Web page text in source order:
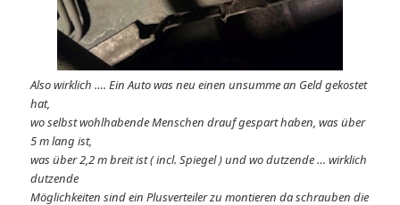
Also wirklich …. Ein Auto was neu einen unsumme an Geld gekostet
hat,
wo selbst wohlhabende Menschen drauf gespart haben, was über
5 m lang ist,
was über 2,2 m breit ist ( incl. Spiegel ) und wo dutzende … wirklich
dutzende
Möglichkeiten sind ein Plusverteiler zu montieren da schrauben die